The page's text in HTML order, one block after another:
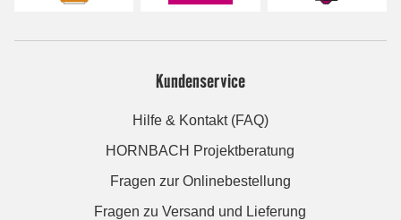
Kundenservice
Hilfe & Kontakt (FAQ)
HORNBACH Projektberatung
Fragen zur Onlinebestellung
Fragen zu Versand und Lieferung